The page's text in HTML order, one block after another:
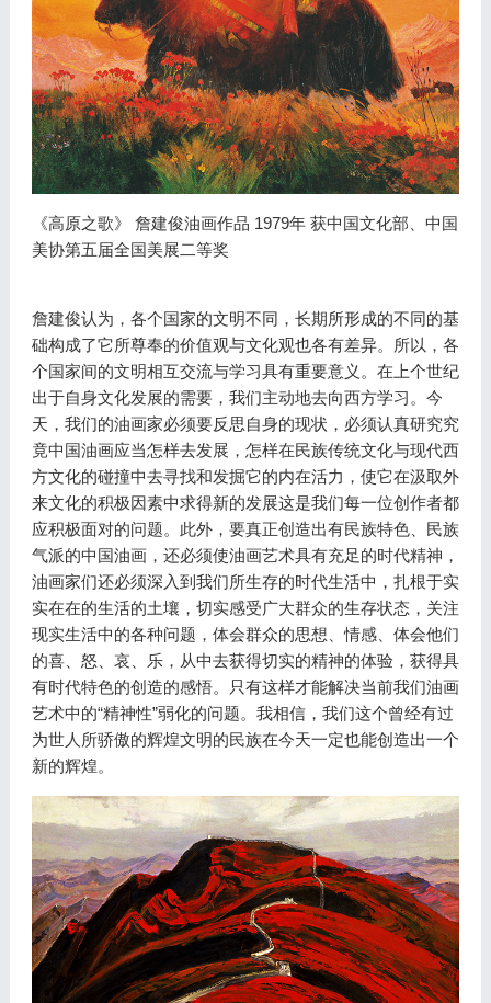
《高原之歌》 詹建俊油画作品 1979年 获中国文化部、中国
美协第五届全国美展二等奖
詹建俊认为，各个国家的文明不同，长期所形成的不同的基
础构成了它所尊奉的价值观与文化观也各有差异。所以，各
个国家间的文明相互交流与学习具有重要意义。在上个世纪
出于自身文化发展的需要，我们主动地去向西方学习。今
天，我们的油画家必须要反思自身的现状，必须认真研究究
竟中国油画应当怎样去发展，怎样在民族传统文化与现代西
方文化的碰撞中去寻找和发掘它的内在活力，使它在汲取外
来文化的积极因素中求得新的发展这是我们每一位创作者都
应积极面对的问题。此外，要真正创造出有民族特色、民族
气派的中国油画，还必须使油画艺术具有充足的时代精神，
油画家们还必须深入到我们所生存的时代生活中，扎根于实
实在在的生活的土壤，切实感受广大群众的生存状态，关注
现实生活中的各种问题，体会群众的思想、情感、体会他们
的喜、怒、哀、乐，从中去获得切实的精神的体验，获得具
有时代特色的创造的感悟。只有这样才能解决当前我们油画
艺术中的“精神性”弱化的问题。我相信，我们这个曾经有过
为世人所骄傲的辉煌文明的民族在今天一定也能创造出一个
新的辉煌。